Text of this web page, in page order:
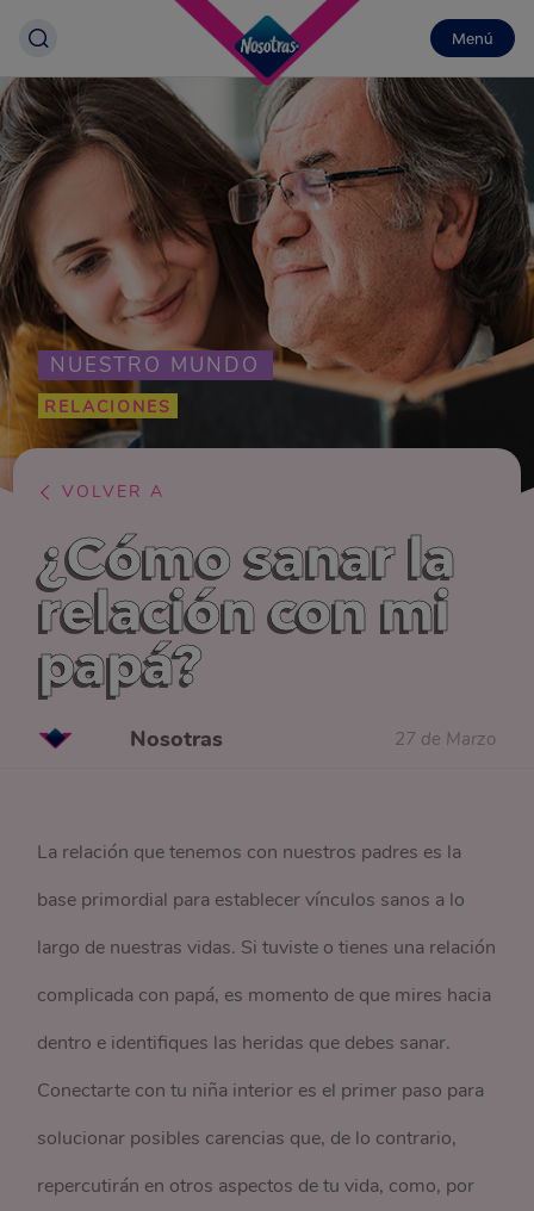
Menú
NUESTRO MUNDO
RELACIONES
VOLVER A
¿Cómo sanar la
relación con mi
papá?
Nosotras 27 de Marzo
La relación que tenemos con nuestros padres es la
base primordial para establecer vínculos sanos a lo
largo de nuestras vidas. Si tuviste o tienes una relación
complicada con papá, es momento de que mires hacia
dentro e identifiques las heridas que debes sanar.
Conectarte con tu niña interior es el primer paso para
solucionar posibles carencias que, de lo contrario,
repercutirán en otros aspectos de tu vida, como, por